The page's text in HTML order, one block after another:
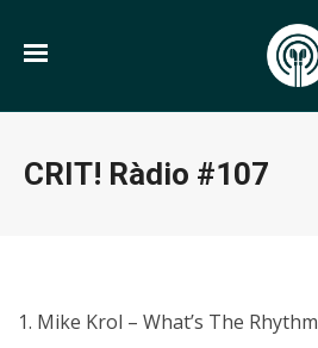
CRIT! Ràdio #107
1. Mike Krol – What’s The Rhythm